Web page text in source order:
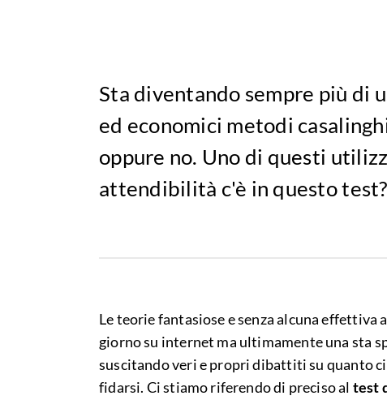
Sta diventando sempre più di
ed economici metodi
oppure no. Uno di questi
attendibilità c'è in questo
Le teorie fantasiose e senza alcuna
giorno su internet ma ultimamente una sta
suscitando veri e propri dibattiti su quanto ci
fidarsi. Ci stiamo riferendo di preciso al test